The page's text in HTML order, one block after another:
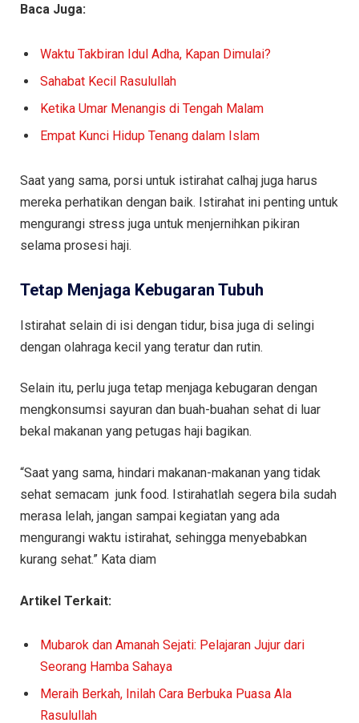
Baca Juga:
Waktu Takbiran Idul Adha, Kapan Dimulai?
Sahabat Kecil Rasulullah
Ketika Umar Menangis di Tengah Malam
Empat Kunci Hidup Tenang dalam Islam
Saat yang sama, porsi untuk istirahat calhaj juga harus
mereka perhatikan dengan baik. Istirahat ini penting untuk
mengurangi stress juga untuk menjernihkan pikiran
selama prosesi haji.
Tetap Menjaga Kebugaran Tubuh
Istirahat selain di isi dengan tidur, bisa juga di selingi
dengan olahraga kecil yang teratur dan rutin.
Selain itu, perlu juga tetap menjaga kebugaran dengan
mengkonsumsi sayuran dan buah-buahan sehat di luar
bekal makanan yang petugas haji bagikan.
“Saat yang sama, hindari makanan-makanan yang tidak
sehat semacam junk food. Istirahatlah segera bila sudah
merasa lelah, jangan sampai kegiatan yang ada
mengurangi waktu istirahat, sehingga menyebabkan
kurang sehat.” Kata diam
Artikel Terkait:
Mubarok dan Amanah Sejati: Pelajaran Jujur dari
Seorang Hamba Sahaya
Meraih Berkah, Inilah Cara Berbuka Puasa Ala
Rasulullah